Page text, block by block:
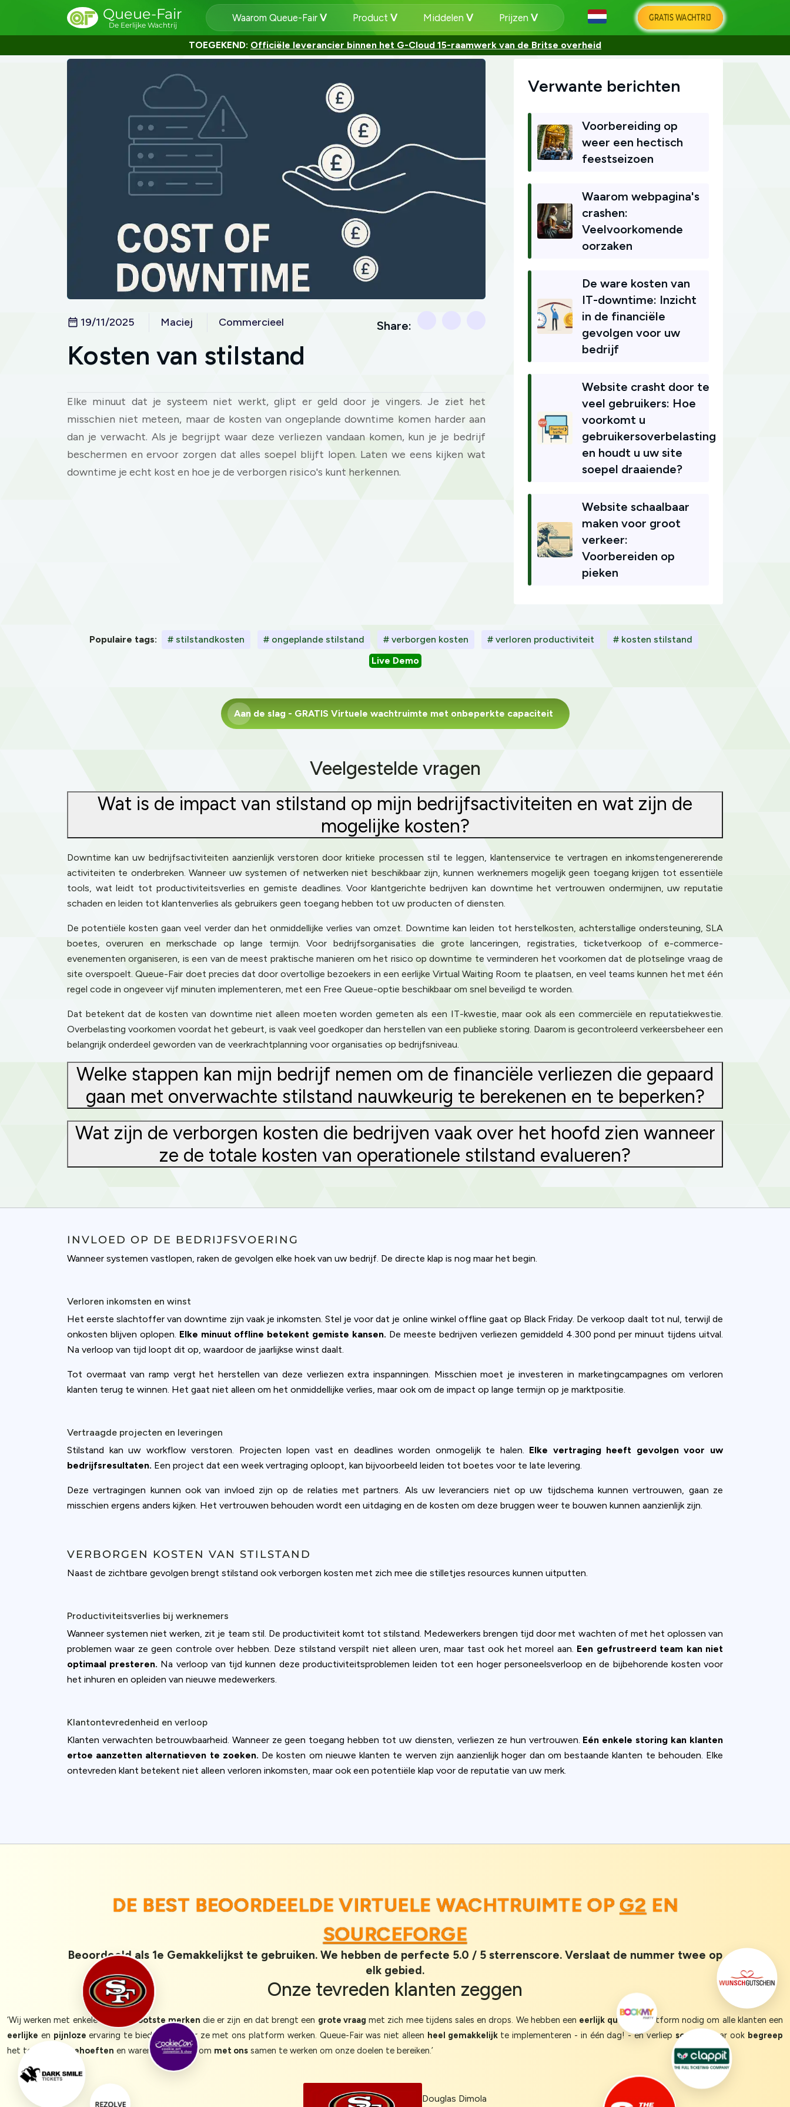
Queue-Fair
De Eerlijke Wachtrij
Waarom Queue-Fair Product Middelen Prijzen GRATIS WACHTRIJ
TOEGEKEND: Officiële leverancier binnen het G-Cloud 15-raamwerk van de Britse overheid
19/11/2025 Maciej Commercieel Share:
Kosten van stilstand
Elke minuut dat je systeem niet werkt, glipt er geld door je vingers. Je ziet het
misschien niet meteen, maar de kosten van ongeplande downtime komen harder aan
dan je verwacht. Als je begrijpt waar deze verliezen vandaan komen, kun je je bedrijf
beschermen en ervoor zorgen dat alles soepel blijft lopen. Laten we eens kijken wat
downtime je echt kost en hoe je de verborgen risico's kunt herkennen.
Verwante berichten
Voorbereiding op
weer een hectisch
feestseizoen
Waarom webpagina's
crashen:
Veelvoorkomende
oorzaken
De ware kosten van
IT-downtime: Inzicht
in de financiële
gevolgen voor uw
bedrijf
Website crasht door te
veel gebruikers: Hoe
voorkomt u
gebruikersoverbelasting
en houdt u uw site
soepel draaiende?
Website schaalbaar
maken voor groot
verkeer:
Voorbereiden op
pieken
Populaire tags: # stilstandkosten # ongeplande stilstand # verborgen kosten # verloren productiviteit
# kosten stilstand
Live Demo
Aan de slag- GRATIS Virtuele wachtruimte met onbeperkte capaciteit
Veelgestelde vragen
Wat is de impact van stilstand op mijn bedrijfsactiviteiten en wat zijn de
mogelijke kosten?
Downtime kan uw bedrijfsactiviteiten aanzienlijk verstoren door kritieke processen stil te leggen, klantenservice te vertragen en inkomstengenererende
activiteiten te onderbreken. Wanneer uw systemen of netwerken niet beschikbaar zijn, kunnen werknemers mogelijk geen toegang krijgen tot essentiële
tools, wat leidt tot productiviteitsverlies en gemiste deadlines. Voor klantgerichte bedrijven kan downtime het vertrouwen ondermijnen, uw reputatie
schaden en leiden tot klantenverlies als gebruikers geen toegang hebben tot uw producten of diensten.
De potentiële kosten gaan veel verder dan het onmiddellijke verlies van omzet. Downtime kan leiden tot herstelkosten, achterstallige ondersteuning, SLA
boetes, overuren en merkschade op lange termijn. Voor bedrijfsorganisaties die grote lanceringen, registraties, ticketverkoop of e-commerce-
evenementen organiseren, is een van de meest praktische manieren om het risico op downtime te verminderen het voorkomen dat de plotselinge vraag de
site overspoelt. Queue-Fair doet precies dat door overtollige bezoekers in een eerlijke Virtual Waiting Room te plaatsen, en veel teams kunnen het met één
regel code in ongeveer vijf minuten implementeren, met een Free Queue-optie beschikbaar om snel beveiligd te worden.
Dat betekent dat de kosten van downtime niet alleen moeten worden gemeten als een IT-kwestie, maar ook als een commerciële en reputatiekwestie.
Overbelasting voorkomen voordat het gebeurt, is vaak veel goedkoper dan herstellen van een publieke storing. Daarom is gecontroleerd verkeersbeheer een
belangrijk onderdeel geworden van de veerkrachtplanning voor organisaties op bedrijfsniveau.
Welke stappen kan mijn bedrijf nemen om de financiële verliezen die gepaard
gaan met onverwachte stilstand nauwkeurig te berekenen en te beperken?
Wat zijn de verborgen kosten die bedrijven vaak over het hoofd zien wanneer
ze de totale kosten van operationele stilstand evalueren?
INVLOED OP DE BEDRIJFSVOERING
Wanneer systemen vastlopen, raken de gevolgen elke hoek van uw bedrijf. De directe klap is nog maar het begin.
Verloren inkomsten en winst
Het eerste slachtoffer van downtime zijn vaak je inkomsten. Stel je voor dat je online winkel offline gaat op Black Friday. De verkoop daalt tot nul, terwijl de
onkosten blijven oplopen. Elke minuut offline betekent gemiste kansen. De meeste bedrijven verliezen gemiddeld 4.300 pond per minuut tijdens uitval.
Na verloop van tijd loopt dit op, waardoor de jaarlijkse winst daalt.
Tot overmaat van ramp vergt het herstellen van deze verliezen extra inspanningen. Misschien moet je investeren in marketingcampagnes om verloren
klanten terug te winnen. Het gaat niet alleen om het onmiddellijke verlies, maar ook om de impact op lange termijn op je marktpositie.
Vertraagde projecten en leveringen
Stilstand kan uw workflow verstoren. Projecten lopen vast en deadlines worden onmogelijk te halen. Elke vertraging heeft gevolgen voor uw
bedrijfsresultaten. Een project dat een week vertraging oploopt, kan bijvoorbeeld leiden tot boetes voor te late levering.
Deze vertragingen kunnen ook van invloed zijn op de relaties met partners. Als uw leveranciers niet op uw tijdschema kunnen vertrouwen, gaan ze
misschien ergens anders kijken. Het vertrouwen behouden wordt een uitdaging en de kosten om deze bruggen weer te bouwen kunnen aanzienlijk zijn.
VERBORGEN KOSTEN VAN STILSTAND
Naast de zichtbare gevolgen brengt stilstand ook verborgen kosten met zich mee die stilletjes resources kunnen uitputten.
Productiviteitsverlies bij werknemers
Wanneer systemen niet werken, zit je team stil. De productiviteit komt tot stilstand. Medewerkers brengen tijd door met wachten of met het oplossen van
problemen waar ze geen controle over hebben. Deze stilstand verspilt niet alleen uren, maar tast ook het moreel aan. Een gefrustreerd team kan niet
optimaal presteren. Na verloop van tijd kunnen deze productiviteitsproblemen leiden tot een hoger personeelsverloop en de bijbehorende kosten voor
het inhuren en opleiden van nieuwe medewerkers.
Klantontevredenheid en verloop
Klanten verwachten betrouwbaarheid. Wanneer ze geen toegang hebben tot uw diensten, verliezen ze hun vertrouwen. Eén enkele storing kan klanten
ertoe aanzetten alternatieven te zoeken. De kosten om nieuwe klanten te werven zijn aanzienlijk hoger dan om bestaande klanten te behouden. Elke
ontevreden klant betekent niet alleen verloren inkomsten, maar ook een potentiële klap voor de reputatie van uw merk.
DE BEST BEOORDEELDE VIRTUELE WACHTRUIMTE OPG2EN
SOURCEFORGE
Beoordeeld als 1e Gemakkelijkst te gebruiken. We hebben de perfecte 5.0 / 5 sterrenscore. Verslaat de nummer twee op
elk gebied.
Onze tevreden klanten zeggen
‘Wij werken met enkele van de grootste merken die er zijn en dat brengt een grote vraag met zich mee tijdens sales en drops. We hebben een eerlijk queuing
platform nodig om alle klanten een
eerlijke en pijnloze ervaring te bieden wanneer ze met ons platform werken. Queue-Fair was niet alleen heel gemakkelijkte implementeren - in één dag! - en verliep soepel , maar ook begreep
het team
onze behoeften en waren ze in staat om met ons samen te werken om onze doelen te bereiken.’
Douglas Dimola
accept all cookie usage or use settings to manage categories individually.